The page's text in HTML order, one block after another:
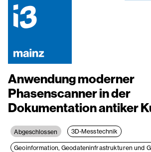
Anwendung moderner
Phasenscanner in der
Dokumentation antiker
Abgeschlossen 3D-Messtechnik
Geoinformation, Geodateninfrastrukturen und